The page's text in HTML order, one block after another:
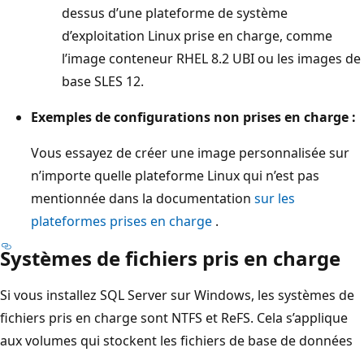
dessus d’une plateforme de système
d’exploitation Linux prise en charge, comme
l’image conteneur RHEL 8.2 UBI ou les images de
base SLES 12.
Exemples de configurations non prises en charge :
Vous essayez de créer une image personnalisée sur
n’importe quelle plateforme Linux qui n’est pas
mentionnée dans la documentation sur les
plateformes prises en charge .
Systèmes de fichiers pris en charge
Si vous installez SQL Server sur Windows, les systèmes de
fichiers pris en charge sont NTFS et ReFS. Cela s’applique
aux volumes qui stockent les fichiers de base de données